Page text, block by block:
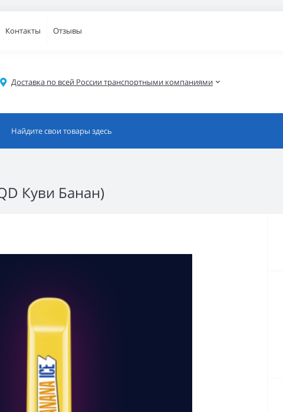
Контакты Отзывы
Доставка по всей России транспортными компаниями
Куви Банан)